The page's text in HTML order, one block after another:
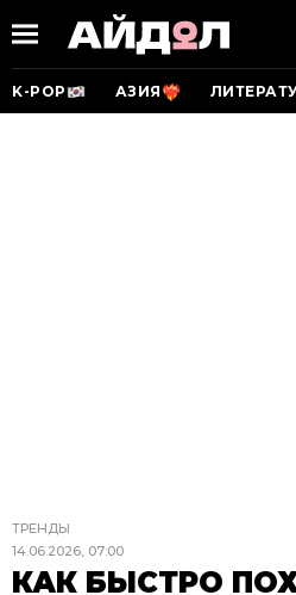
K-POP АЗИЯ
ТРЕНДЫ
14.06.2026, 07:00
КАК БЫСТРО